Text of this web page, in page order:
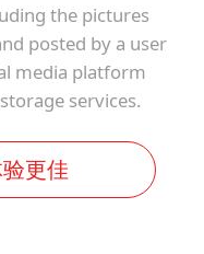
the pictures
posted by a user
media platform
services.
更佳